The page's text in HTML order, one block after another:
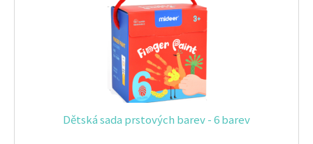
Dětská sada prstových barev - 6 barev